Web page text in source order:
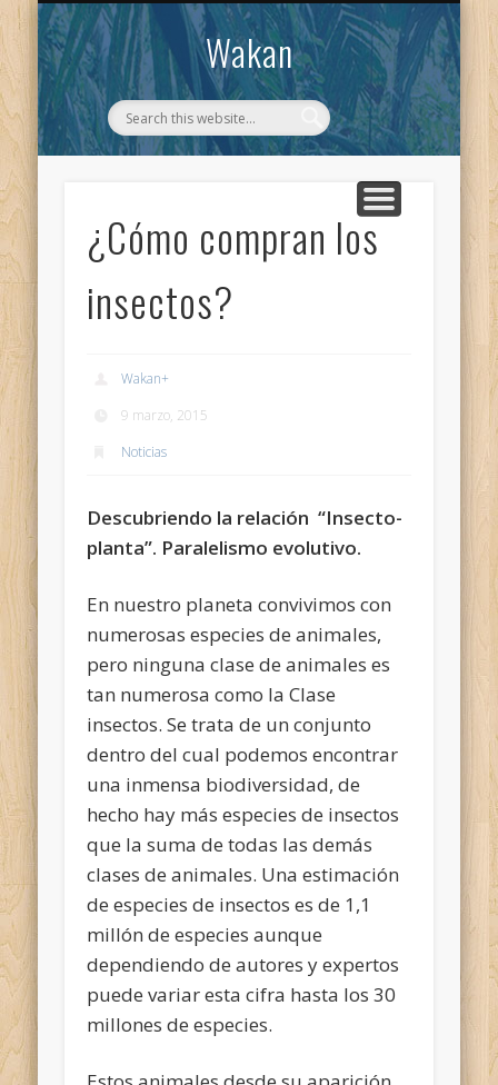
Wakan
WAKAN
CONTACTO
¿Cómo compran los
insectos?
Wakan+
9 marzo, 2015
Noticias
Descubriendo la relación “Insecto-
planta”. Paralelismo evolutivo.
En nuestro planeta convivimos con
numerosas especies de animales,
pero ninguna clase de animales es
tan numerosa como la Clase
insectos. Se trata de un conjunto
dentro del cual podemos encontrar
una inmensa biodiversidad, de
hecho hay más especies de insectos
que la suma de todas las demás
clases de animales. Una estimación
de especies de insectos es de 1,1
millón de especies aunque
dependiendo de autores y expertos
puede variar esta cifra hasta los 30
millones de especies.